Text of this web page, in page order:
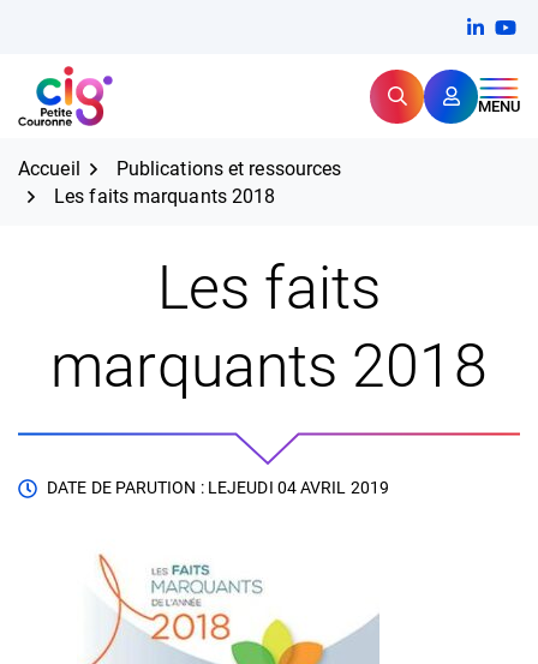
contenu
CIG Petite Couronne RechercherMENU
Expertise et proximité pour
Accueil
Publications et ressources
Les faits marquants 2018
Les faits
marquants 2018
DATE DE PARUTION : LEJEUDI 04 AVRIL 2019